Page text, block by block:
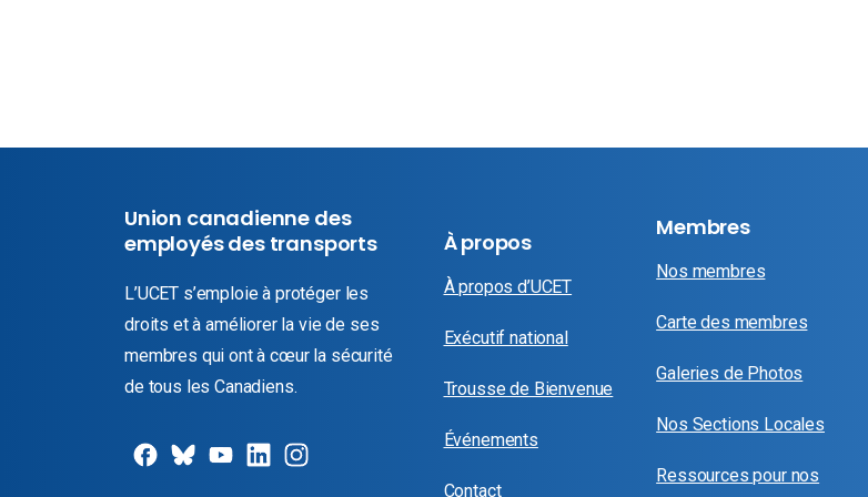
Union canadienne des
employés des transports
L’UCET s’emploie à protéger les
droits et à améliorer la vie de ses
membres qui ont à cœur la sécurité
de tous les Canadiens.
À propos
À propos d’UCET
Exécutif national
Trousse de Bienvenue
Événements
Contact
Membres
Nos membres
Carte des membres
Galeries de Photos
Nos Sections Locales
Ressources pour nos